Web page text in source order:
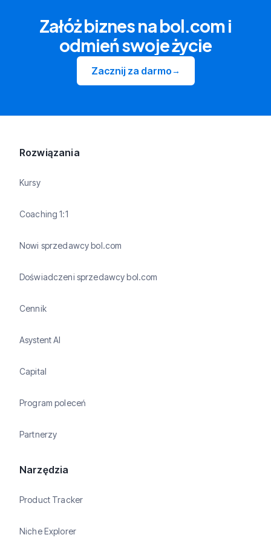
Załóż biznes na bol.com i
odmień swoje życie
Zacznij za darmo→
Rozwiązania
Kursy
Coaching 1:1
Nowi sprzedawcy bol.com
Doświadczeni sprzedawcy bol.com
Cennik
Asystent AI
Capital
Program poleceń
Partnerzy
Narzędzia
Product Tracker
Niche Explorer